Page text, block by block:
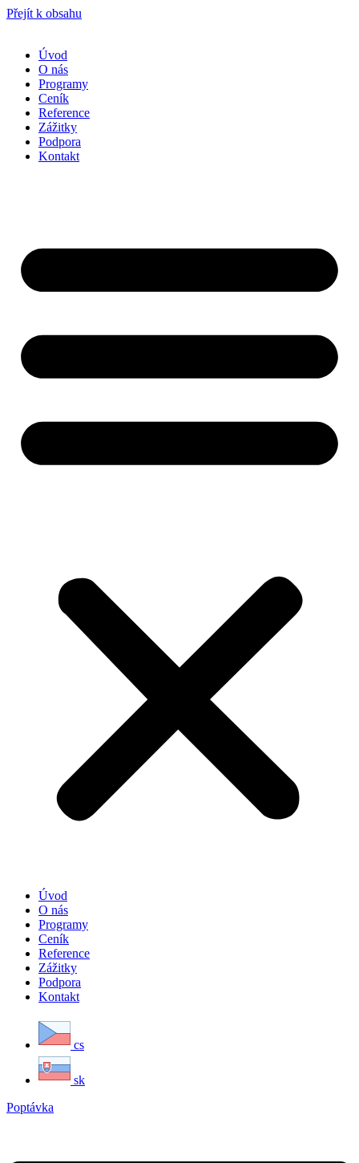
Přejít k obsahu
Úvod
O nás
Programy
Ceník
Reference
Zážitky
Podpora
Kontakt
Úvod
O nás
Programy
Ceník
Reference
Zážitky
Podpora
Kontakt
cs
sk
Poptávka